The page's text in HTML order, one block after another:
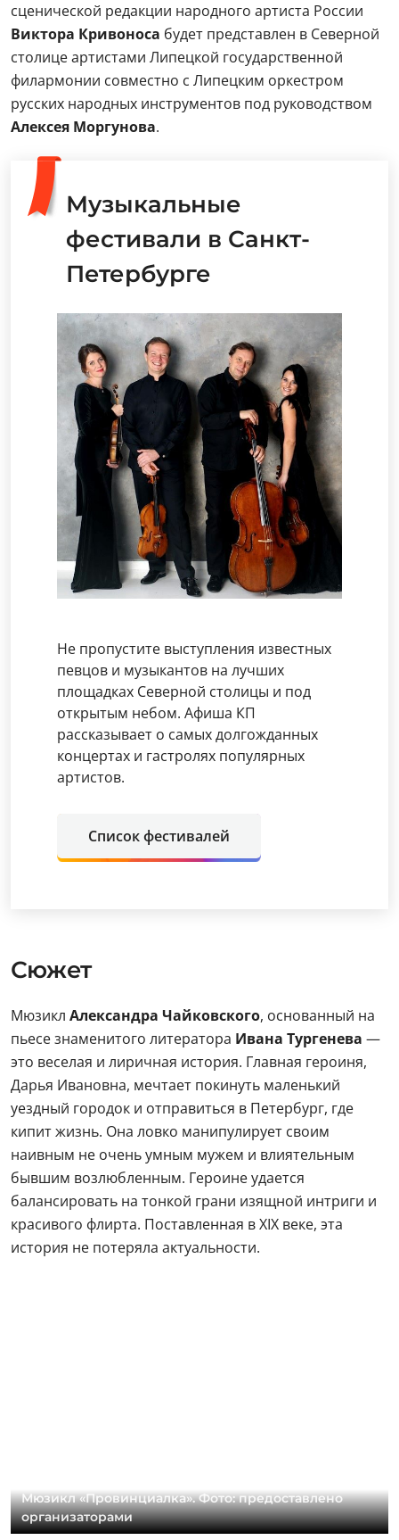
сценической редакции народного артиста России
Виктора Кривоноса будет представлен в Северной
столице артистами Липецкой государственной
филармонии совместно с Липецким оркестром
русских народных инструментов под руководством
Алексея Моргунова.
Музыкальные
фестивали в Санкт-
Петербурге
Не пропустите выступления известных
певцов и музыкантов на лучших
площадках Северной столицы и под
открытым небом. Афиша КП
рассказывает о самых долгожданных
концертах и гастролях популярных
артистов.
Список фестивалей
Сюжет
Мюзикл Александра Чайковского, основанный на
пьесе знаменитого литератора Ивана Тургенева —
это веселая и лиричная история. Главная героиня,
Дарья Ивановна, мечтает покинуть маленький
уездный городок и отправиться в Петербург, где
кипит жизнь. Она ловко манипулирует своим
наивным не очень умным мужем и влиятельным
бывшим возлюбленным. Героине удается
балансировать на тонкой грани изящной интриги и
красивого флирта. Поставленная в XIX веке, эта
история не потеряла актуальности.
Мюзикл «Провинциалка». Фото: предоставлено
организаторами